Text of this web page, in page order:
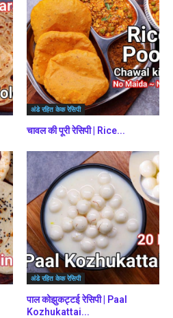
अंडे रहित केक रेसिपी
चावल की पूरी रेसिपी | Rice...
अंडे रहित केक रेसिपी
पाल कोझुकट्टई रेसिपी | Paal
Kozhukattai...